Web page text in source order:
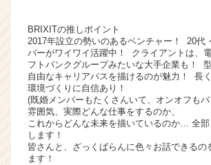
C
a
r
e
e
r）
BRIXITの推しポイント
2017年設立の勢いのあるベンチャー！ 20代
バーがワイワイ活躍中！ クライアントは、
フトバンクグループみたいな大手企業も！ 型
自由なキャリアパスを描けるのが魅力！ 長
環境づくりに自信あり！
(既婚メンバーもたくさんいて、オンオフも
雰囲気、実際どんな仕事をするのか、
これからどんな未来を描いているのか… 全
します！
皆さんと、ざっくばらんに色々お話できるの
ます！